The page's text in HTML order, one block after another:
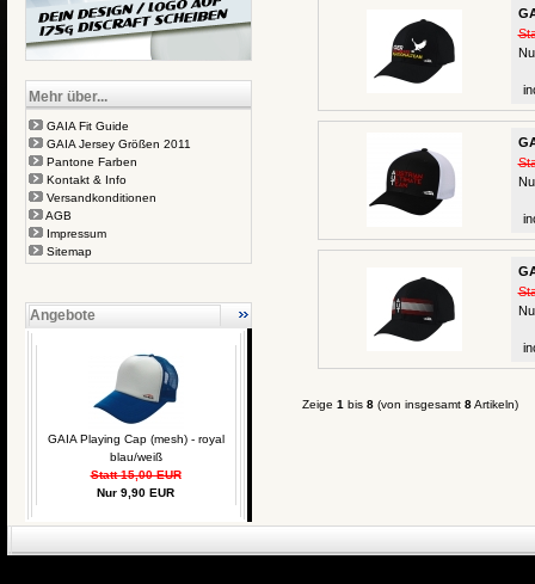
Mehr über...
GAIA Fit Guide
GAIA Jersey Größen 2011
Pantone Farben
Kontakt & Info
Versandkonditionen
AGB
Impressum
Sitemap
Angebote
GAIA Playing Cap (mesh) - royal
blau/weiß
Statt 15,00 EUR
Nur 9,90 EUR
Zeige 1 bis 8(von insgesamt 8Artikeln)